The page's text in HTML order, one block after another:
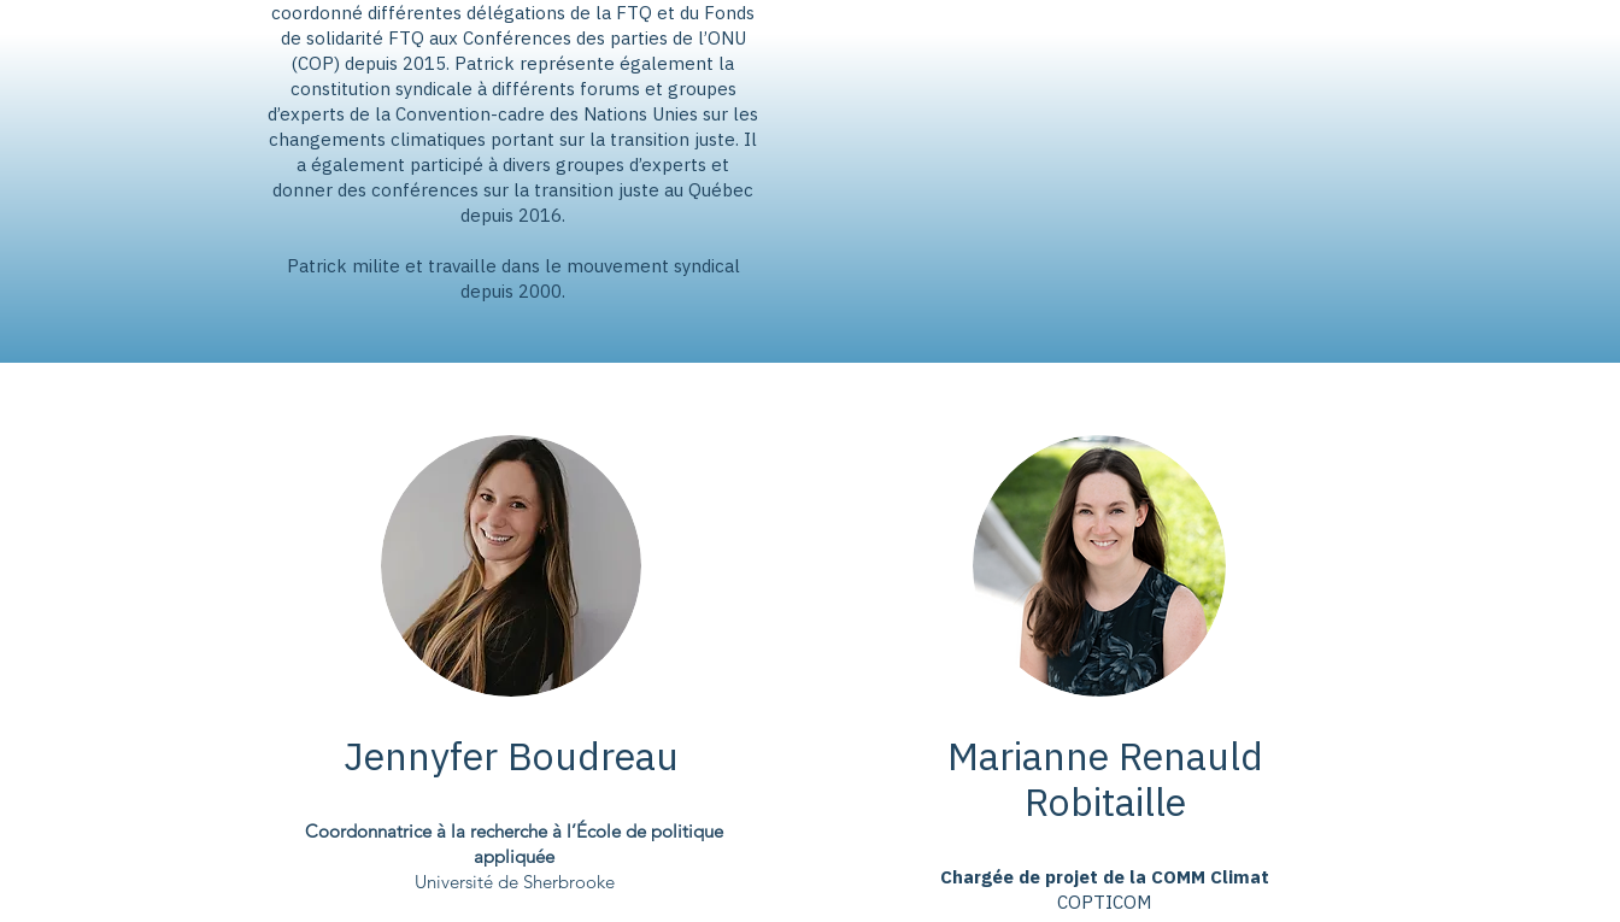
coordonné différentes délégations de la FTQ et du Fonds
de solidarité FTQ aux Conférences des parties de l’ONU
(COP) depuis 2015. Patrick représente également la
constitution syndicale à différents forums et groupes
d’experts de la Convention-cadre des Nations Unies sur les
changements climatiques portant sur la transition juste. Il
a également participé à divers groupes d’experts et
donner des conférences sur la transition juste au Québec
depuis 2016.
Patrick milite et travaille dans le mouvement syndical
depuis 2000.
Jennyfer Boudreau
Coordonnatrice à la recherche à l’École de politique
appliquée
Université de Sherbrooke
Marianne Renauld
Robitaille
Chargée de projet de la COMM Climat
COPTICOM